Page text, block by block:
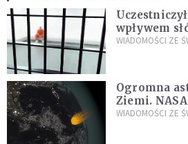
wpływem
zdanie
WIADOMOŚCI ZE
Ogromna
Ziemi.
zagrożenia
WIADOMOŚCI ZE